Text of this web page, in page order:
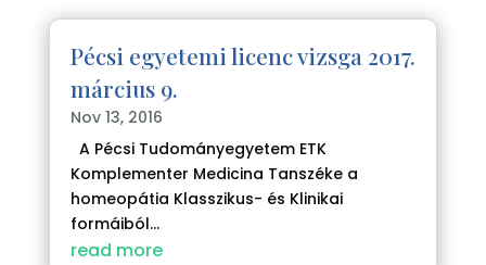
Pécsi egyetemi licenc vizsga 2017.
március 9.
Nov 13, 2016
A Pécsi Tudományegyetem ETK
Komplementer Medicina Tanszéke a
homeopátia Klasszikus- és Klinikai
formáiból...
read more